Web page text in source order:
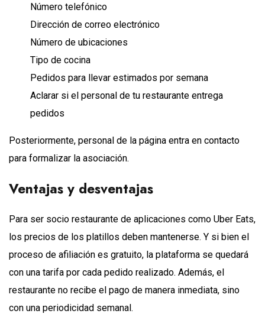
Número telefónico
Dirección de correo electrónico
Número de ubicaciones
Tipo de cocina
Pedidos para llevar estimados por semana
Aclarar si el personal de tu restaurante entrega
pedidos
Posteriormente, personal de la página entra en contacto
para formalizar la asociación.
Ventajas y desventajas
Para ser socio restaurante de aplicaciones como Uber Eats,
los precios de los platillos deben mantenerse. Y si bien el
proceso de afiliación es gratuito, la plataforma se quedará
con una tarifa por cada pedido realizado. Además, el
restaurante no recibe el pago de manera inmediata, sino
con una periodicidad semanal.